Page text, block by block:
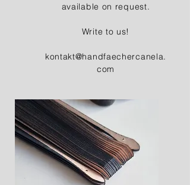
available on request.
Write to us!
kontakt@handfaechercanela.
com